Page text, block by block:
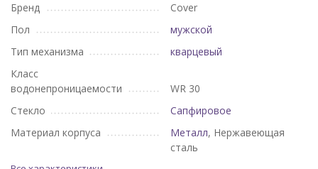
Бренд
Cover
Пол
мужской
Тип механизма
кварцевый
Класс
водонепроницаемости
WR 30
Стекло
Сапфировое
Материал корпуса
Металл, Нержавеющая
сталь